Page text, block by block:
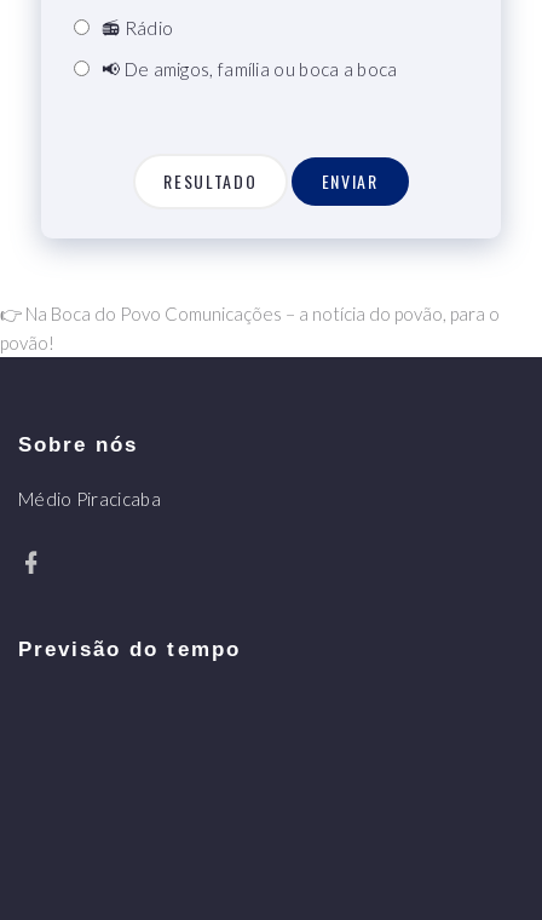
📻 Rádio
📢 De amigos, família ou boca a boca
RESULTADO
👉 Na Boca do Povo Comunicações – a notícia do povão, para o
povão!
Sobre nós
Médio Piracicaba
Previsão do tempo